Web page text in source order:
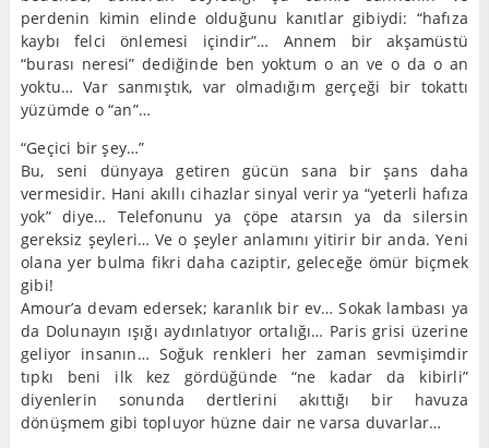
perdenin kimin elinde olduğunu kanıtlar gibiydi: “hafıza
kaybı felci önlemesi içindir”… Annem bir akşamüstü
“burası neresi” dediğinde ben yoktum o an ve o da o an
yoktu… Var sanmıştık, var olmadığım gerçeği bir tokattı
yüzümde o “an”…
“Geçici bir şey…”
Bu, seni dünyaya getiren gücün sana bir şans daha
vermesidir. Hani akıllı cihazlar sinyal verir ya “yeterli hafıza
yok” diye… Telefonunu ya çöpe atarsın ya da silersin
gereksiz şeyleri… Ve o şeyler anlamını yitirir bir anda. Yeni
olana yer bulma fikri daha caziptir, geleceğe ömür biçmek
gibi!
Amour’a devam edersek; karanlık bir ev… Sokak lambası ya
da Dolunayın ışığı aydınlatıyor ortalığı… Paris grisi üzerine
geliyor insanın… Soğuk renkleri her zaman sevmişimdir
tıpkı beni ilk kez gördüğünde “ne kadar da kibirli”
diyenlerin sonunda dertlerini akıttığı bir havuza
dönüşmem gibi topluyor hüzne dair ne varsa duvarlar…